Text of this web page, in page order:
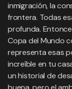
inmigración, la
frontera. Todas
profunda.
Copa del Mundo
representa esas
increíble en tu
un historial de